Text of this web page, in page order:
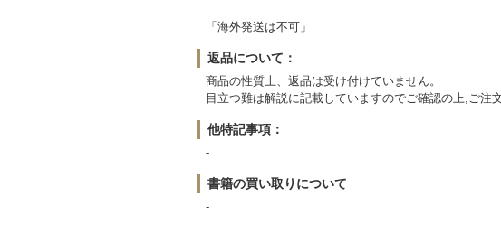
「海外発送は不可」
返品について：
商品の性質上、返品は受け付けていません。
目立つ難は解説に記載していますのでご確認の上,ご注
他特記事項：
-
書籍の買い取りについて
-